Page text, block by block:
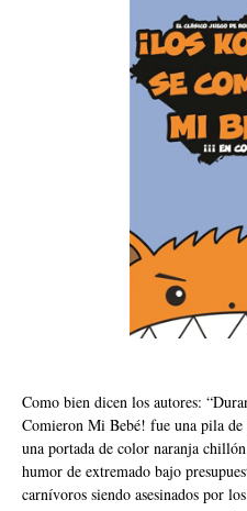
Como bien dicen los autores:
Comieron Mi Bebé! fue una pila de
una portada de color naranja
humor de extremado bajo
carnívoros siendo asesinados por